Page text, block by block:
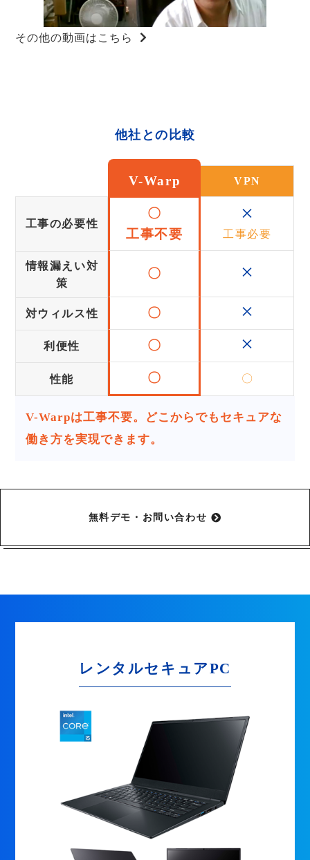
その他の動画はこちら
他社との比較
V-Warp VPN
工事の必要性
〇
工事不要
×
工事必要
情報漏えい対
策
〇 ×
対ウィルス性 〇 ×
利便性 〇 ×
性能 〇 〇
V-Warpは工事不要。どこからでもセキュアな
働き方を実現できます。
無料デモ・お問い合わせ
レンタルセキュアPC